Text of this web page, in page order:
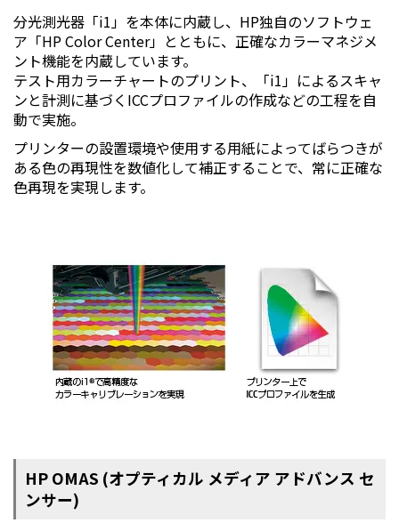
分光測光器「i1」を本体に内蔵し、HP独自のソフトウェ
ア「HP Color Center」とともに、正確なカラーマネジメ
ント機能を内蔵しています。
テスト用カラーチャートのプリント、「i1」によるスキャ
ンと計測に基づくICCプロファイルの作成などの工程を自
動で実施。
プリンターの設置環境や使用する用紙によってばらつきが
ある色の再現性を数値化して補正することで、常に正確な
色再現を実現します。
HP OMAS (オプティカル メディア アドバンス セ
ンサー)